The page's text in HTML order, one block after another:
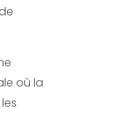
où la